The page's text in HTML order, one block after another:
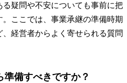
疑問や不安についても事前に把
ここでは、事業承継の準備時期
経営者からよく寄せられる質問
備すべきですか？